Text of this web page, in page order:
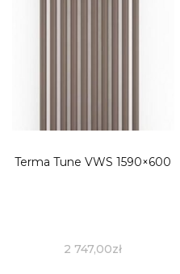
Terma Tune VWS 1590×600
2 747,00zł